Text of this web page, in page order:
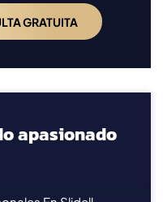
apasionado